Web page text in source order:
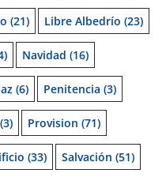
(21) Libre Albedrío (23)
Navidad (16)
(6) Penitencia (3)
(3) Provision (71)
(33) Salvación (51)